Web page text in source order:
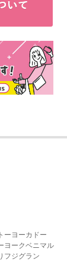
ーヨーカドー
ヨークベニマル
フジグラン